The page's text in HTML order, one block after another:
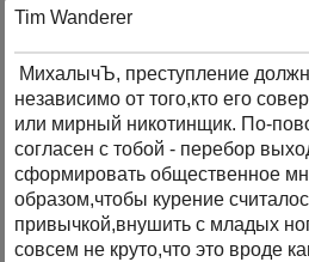
Tim Wanderer
МихалычЪ, преступление
независимо от того,кто его
или мирный никотинщик. По-
согласен с тобой - перебор
сформировать общественное
образом,чтобы курение
привычкой,внушить с младых
совсем не круто,что это вроде